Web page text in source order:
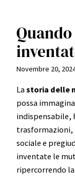
Novembre 20,
Lastoria delle
possa
indispensabile,
trasformazioni,
sociale e
inventate le
ripercorrendo